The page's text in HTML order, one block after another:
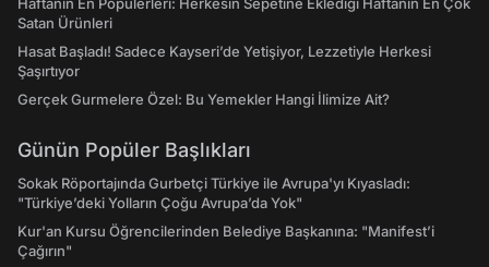
Haftanın En Popülerleri: Herkesin Sepetine Eklediği Haftanın En Çok
Satan Ürünleri
Hasat Başladı! Sadece Kayseri’de Yetişiyor, Lezzetiyle Herkesi
Şaşırtıyor
Gerçek Gurmelere Özel: Bu Yemekler Hangi İlimize Ait?
Günün Popüler Başlıkları
Sokak Röportajında Gurbetçi Türkiye ile Avrupa'yı Kıyasladı:
"Türkiye’deki Yolların Çoğu Avrupa’da Yok"
Kur'an Kursu Öğrencilerinden Belediye Başkanına: "Manifest’i
Çağırın"